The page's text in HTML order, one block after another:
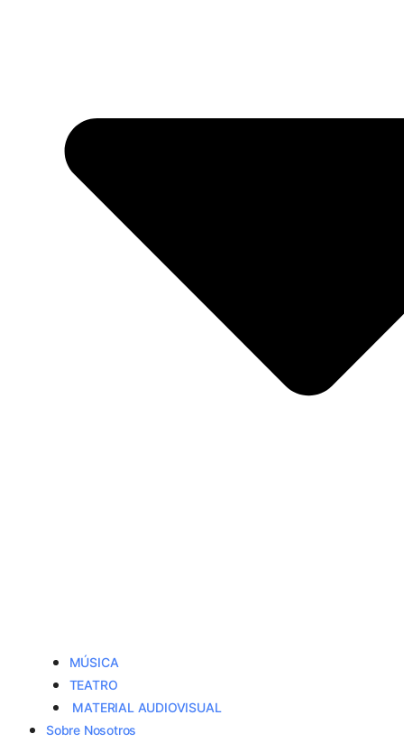
MÚSICA
TEATRO
MATERIAL AUDIOVISUAL
Sobre Nosotros